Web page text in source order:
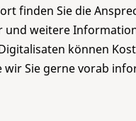
finden Sie die
und weitere
können
wir Sie gerne vorab